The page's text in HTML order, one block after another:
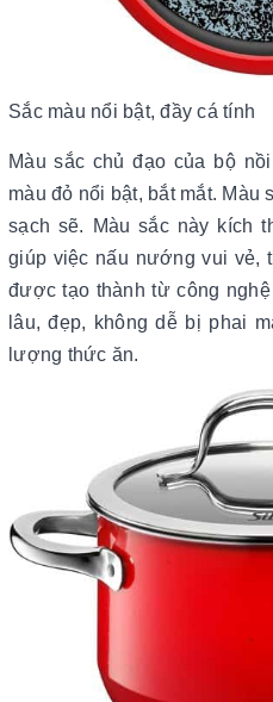
Sắc màu nổi bật, đầy cá tính
Màu sắc chủ đạo của bộ
màu đỏ nổi bật, bắt mắt. Màu
sạch sẽ. Màu sắc này kích
giúp việc nấu nướng vui vẻ,
được tạo thành từ công
lâu, đẹp, không dễ bị phai
lượng thức ăn.